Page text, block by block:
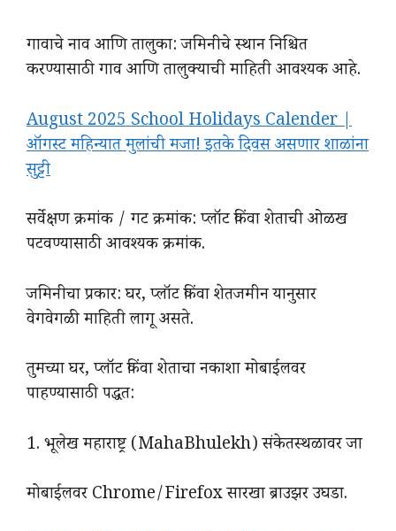
गावाचे नाव आणि तालुका: जमिनीचे स्थान निश्चित
करण्यासाठी गाव आणि तालुक्याची माहिती आवश्यक आहे.
August 2025 School Holidays Calender |
ऑगस्ट महिन्यात मुलांची मजा! इतके दिवस असणार शाळांना
सुट्टी
सर्वेक्षण क्रमांक / गट क्रमांक: प्लॉट किंवा शेताची ओळख
पटवण्यासाठी आवश्यक क्रमांक.
जमिनीचा प्रकार: घर, प्लॉट किंवा शेतजमीन यानुसार
वेगवेगळी माहिती लागू असते.
तुमच्या घर, प्लॉट किंवा शेताचा नकाशा मोबाईलवर
पाहण्यासाठी पद्धत:
1. भूलेख महाराष्ट्र (MahaBhulekh) संकेतस्थळावर जा
मोबाईलवर Chrome/Firefox सारखा ब्राउझर उघडा.